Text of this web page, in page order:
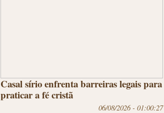
Casal sírio enfrenta barreiras legais para
praticar a fé cristã
06/08/2026 - 01:00:27